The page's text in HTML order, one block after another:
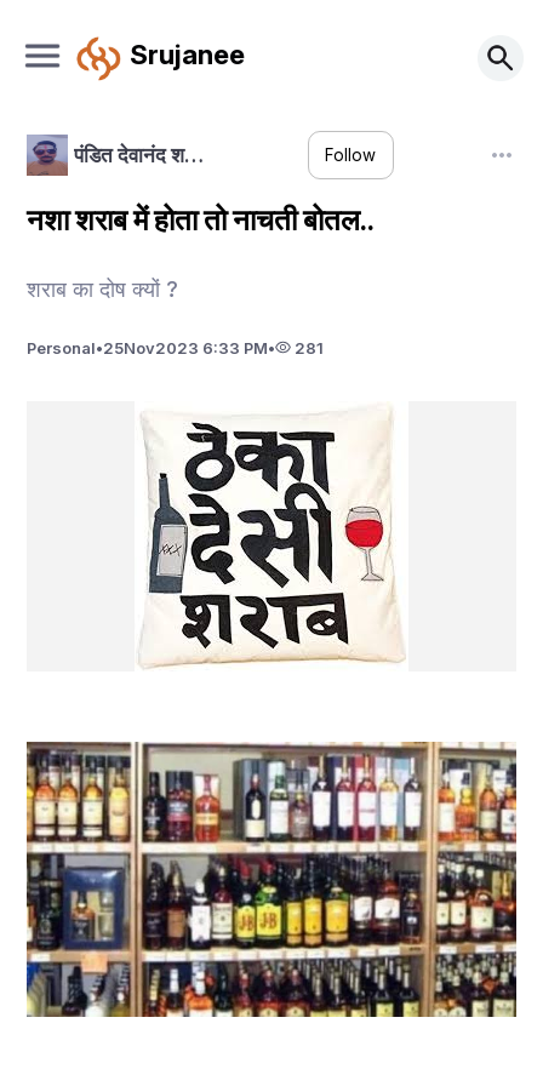
Srujanee
पंडित देवानंद श… Follow
नशा शराब में होता तो नाचती बोतल..
शराब का दोष क्यों ?
Personal•25Nov2023 6:33 PM• 281